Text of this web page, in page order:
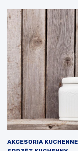
AKCESORIA KUCHENNE